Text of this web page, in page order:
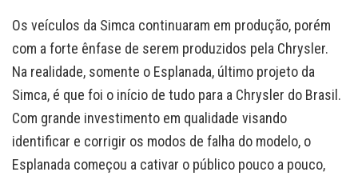
Os veículos da Simca continuaram em produção, porém
com a forte ênfase de serem produzidos pela Chrysler.
Na realidade, somente o Esplanada, último projeto da
Simca, é que foi o início de tudo para a Chrysler do Brasil.
Com grande investimento em qualidade visando
identificar e corrigir os modos de falha do modelo, o
Esplanada começou a cativar o público pouco a pouco,